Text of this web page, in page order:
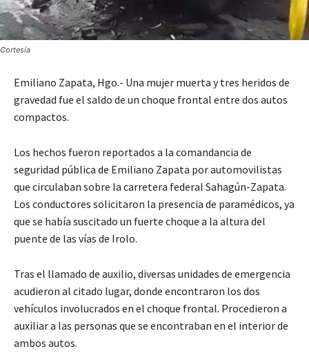
Cortesía
Emiliano Zapata, Hgo.- Una mujer muerta y tres heridos de
gravedad fue el saldo de un choque frontal entre dos autos
compactos.
Los hechos fueron reportados a la comandancia de
seguridad pública de Emiliano Zapata por automovilistas
que circulaban sobre la carretera federal Sahagún-Zapata.
Los conductores solicitaron la presencia de paramédicos, ya
que se había suscitado un fuerte choque a la altura del
puente de las vías de Irolo.
Tras el llamado de auxilio, diversas unidades de emergencia
acudieron al citado lugar, donde encontraron los dos
vehículos involucrados en el choque frontal. Procedieron a
auxiliar a las personas que se encontraban en el interior de
ambos autos.